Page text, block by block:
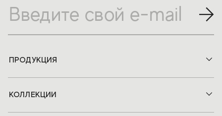
ПРОДУКЦИЯ
КОЛЛЕКЦИИ